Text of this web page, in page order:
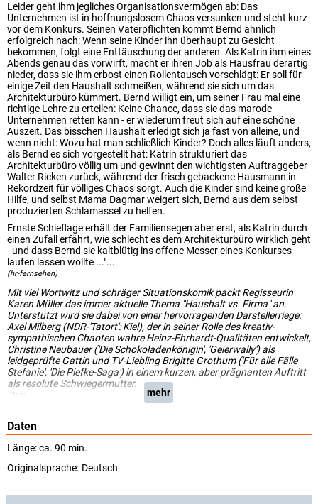
Leider geht ihm jegliches Organisationsvermögen ab: Das
Unternehmen ist in hoffnungslosem Chaos versunken und steht kurz
vor dem Konkurs. Seinen Vaterpflichten kommt Bernd ähnlich
erfolgreich nach: Wenn seine Kinder ihn überhaupt zu Gesicht
bekommen, folgt eine Enttäuschung der anderen. Als Katrin ihm eines
Abends genau das vorwirft, macht er ihren Job als Hausfrau derartig
nieder, dass sie ihm erbost einen Rollentausch vorschlägt: Er soll für
einige Zeit den Haushalt schmeißen, während sie sich um das
Architekturbüro kümmert. Bernd willigt ein, um seiner Frau mal eine
richtige Lehre zu erteilen: Keine Chance, dass sie das marode
Unternehmen retten kann - er wiederum freut sich auf eine schöne
Auszeit. Das bisschen Haushalt erledigt sich ja fast von alleine, und
wenn nicht: Wozu hat man schließlich Kinder? Doch alles läuft anders,
als Bernd es sich vorgestellt hat: Katrin strukturiert das
Architekturbüro völlig um und gewinnt den wichtigsten Auftraggeber
Walter Ricken zurück, während der frisch gebackene Hausmann in
Rekordzeit für völliges Chaos sorgt. Auch die Kinder sind keine große
Hilfe, und selbst Mama Dagmar weigert sich, Bernd aus dem selbst
produzierten Schlamassel zu helfen.
Ernste Schieflage erhält der Familiensegen aber erst, als Katrin durch
einen Zufall erfährt, wie schlecht es dem Architekturbüro wirklich geht
- und dass Bernd sie kaltblütig ins offene Messer eines Konkurses
laufen lassen wollte ..."...
(hr-fernsehen)
Mit viel Wortwitz und schräger Situationskomik packt Regisseurin
Karen Müller das immer aktuelle Thema "Haushalt vs. Firma" an.
Unterstützt wird sie dabei von einer hervorragenden Darstellerriege:
Axel Milberg (NDR-'Tatort': Kiel), der in seiner Rolle des kreativ-
sympathischen Chaoten wahre Heinz-Ehrhardt-Qualitäten entwickelt,
Christine Neubauer ('Die Schokoladenkönigin', 'Geierwally') als
leidgeprüfte Gattin und TV-Liebling Brigitte Grothum ('Für alle Fälle
Stefanie', 'Die Piefke-Saga') in einem kurzen, aber prägnanten Auftritt
als resolute Schwiegermutter.
(3sat) mehr
Daten
Länge: ca. 90 min.
Originalsprache: Deutsch